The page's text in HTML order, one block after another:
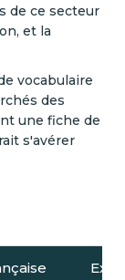
de ce secteur
et la
vocabulaire
des
une fiche de
s'avérer